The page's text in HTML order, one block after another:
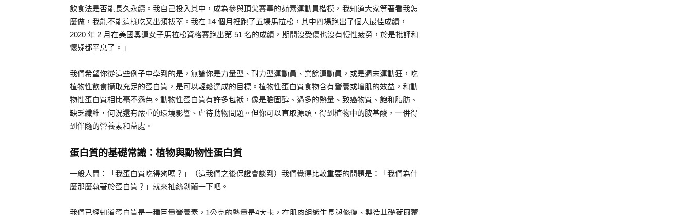
飲食法是否能長久永續。我自己投入其中，成為參與頂尖賽事的茹素運動員楷模，我知道大家等著看我怎
麼做，我能不能這樣吃又出類拔萃。我在 14 個月裡跑了五場馬拉松，其中四場跑出了個人最佳成績，
2020 年 2 月在美國奧運女子馬拉松資格賽跑出第 51 名的成績，期間沒受傷也沒有慢性疲勞，於是批評和
懷疑都平息了。」
我們希望你從這些例子中學到的是，無論你是力量型、耐力型運動員、業餘運動員，或是週末運動狂，吃
植物性飲食攝取充足的蛋白質，是可以輕鬆達成的目標。植物性蛋白質食物含有營養或增肌的效益，和動
物性蛋白質相比毫不遜色。動物性蛋白質有許多包袱，像是膽固醇、過多的熱量、致癌物質、飽和脂肪、
缺乏纖維，何況還有嚴重的環境影響、虐待動物問題。但你可以直取源頭，得到植物中的胺基酸，一併得
到伴隨的營養素和益處。
蛋白質的基礎常識：植物與動物性蛋白質
一般人問：「我蛋白質吃得夠嗎？」（這我們之後保證會談到）我們覺得比較重要的問題是：「我們為什
麼那麼執著於蛋白質？」就來抽絲剝繭一下吧。
我們已經知道蛋白質是一種巨量營養素，1公克的熱量是4大卡，在肌肉組織生長與修復、製造基礎荷爾蒙